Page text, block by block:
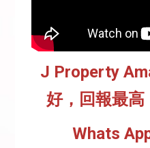
J Property
好，回報最
Whats